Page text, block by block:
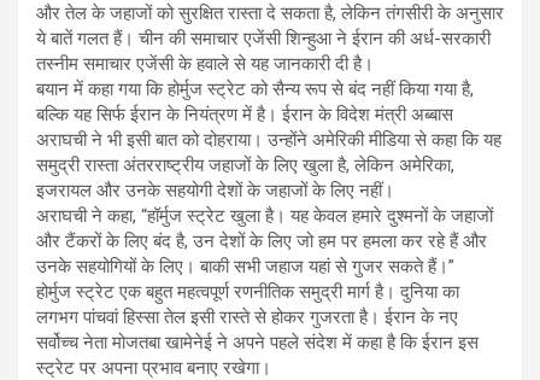
और तेल के जहाजों को सुरक्षित रास्ता दे सकता है, लेकिन तंगसीरी के अनुसार
ये बातें गलत हैं। चीन की समाचार एजेंसी शिन्हुआ ने ईरान की अर्ध-सरकारी
तस्नीम समाचार एजेंसी के हवाले से यह जानकारी दी है।
बयान में कहा गया कि होर्मुज स्ट्रेट को सैन्य रूप से बंद नहीं किया गया है,
बल्कि यह सिर्फ ईरान के नियंत्रण में है। ईरान के विदेश मंत्री अब्बास
अराघची ने भी इसी बात को दोहराया। उन्होंने अमेरिकी मीडिया से कहा कि यह
समुद्री रास्ता अंतरराष्ट्रीय जहाजों के लिए खुला है, लेकिन अमेरिका,
इजरायल और उनके सहयोगी देशों के जहाजों के लिए नहीं।
अराघची ने कहा, “हॉर्मुज स्ट्रेट खुला है। यह केवल हमारे दुश्मनों के जहाजों
और टैंकरों के लिए बंद है, उन देशों के लिए जो हम पर हमला कर रहे हैं और
उनके सहयोगियों के लिए। बाकी सभी जहाज यहां से गुजर सकते हैं।”
होर्मुज स्ट्रेट एक बहुत महत्वपूर्ण रणनीतिक समुद्री मार्ग है। दुनिया का
लगभग पांचवां हिस्सा तेल इसी रास्ते से होकर गुजरता है। ईरान के नए
सर्वोच्च नेता मोजतबा खामेनेई ने अपने पहले संदेश में कहा है कि ईरान इस
स्ट्रेट पर अपना प्रभाव बनाए रखेगा।